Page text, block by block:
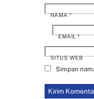
NAMA*
EMAIL*
SITUS WEB
Simpan